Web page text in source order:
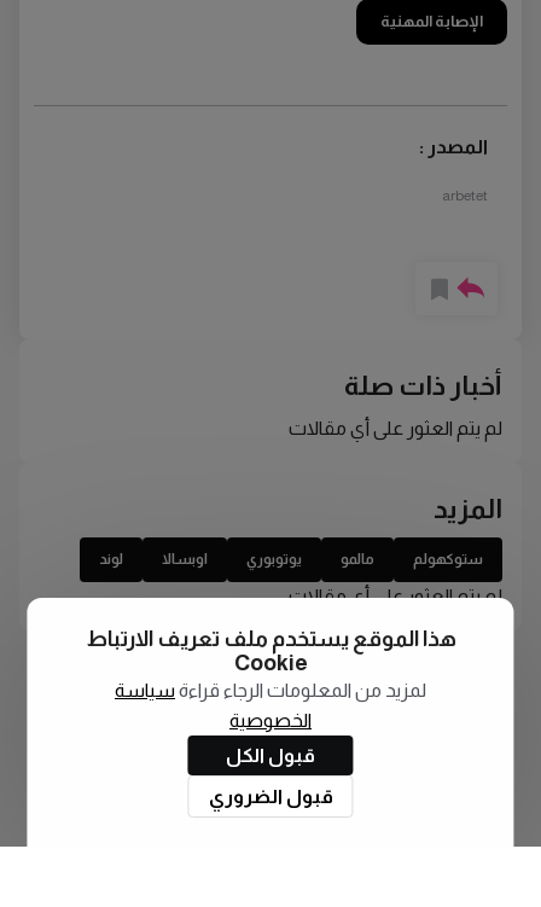
الإصابة المهنية
المصدر :
arbetet
أخبار ذات صلة
لم يتم العثور على أي مقالات
المزيد
ستوكهولم مالمو يوتوبوري اوبسالا لوند
لم يتم العثور على أي مقالات
هذا الموقع يستخدم ملف تعريف الارتباط
Cookie
لمزيد من المعلومات الرجاء قراءة سياسة
الخصوصية
قبول الكل
قبول الضروري